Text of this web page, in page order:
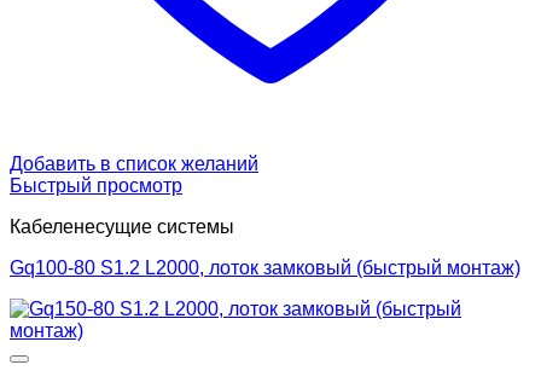
Добавить в список желаний
Быстрый просмотр
Кабеленесущие системы
Gq100-80 S1.2 L2000, лоток замковый (быстрый монтаж)